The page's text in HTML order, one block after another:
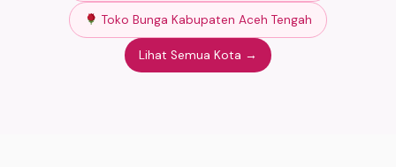
Toko Bunga Kabupaten Aceh Tengah
Lihat Semua Kota →